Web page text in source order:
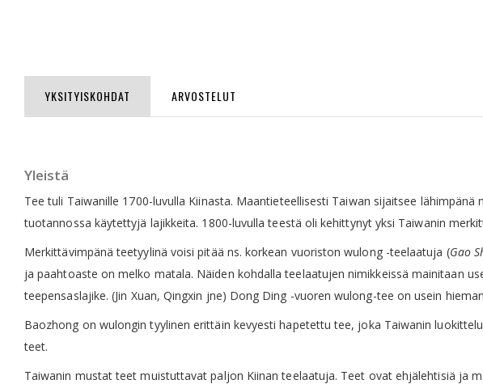
the
galleryYKSITYISKOHDAT
Yleistä
Tee tuli Taiwanille 1700-luvulla Kiinasta. Maantieteellisesti Taiwan sijaitsee
tuotannossa käytettyjä lajikkeita. 1800-luvulla teestä oli kehittynyt yksi Taiwanin
Merkittävimpänä teetyylinä voisi pitää ns. korkean vuoriston wulong -teelaatuja (Gao
ja paahtoaste on melko matala. Näiden kohdalla teelaatujen nimikkeissä mainitaan
teepensaslajike. (Jin Xuan, Qingxin jne) Dong Ding -vuoren wulong-tee on usein
Baozhong on wulongin tyylinen erittäin kevyesti hapetettu tee, joka Taiwanin
teet.
Taiwanin mustat teet muistuttavat paljon Kiinan teelaatuja. Teet ovat ehjälehtisiä ja
ARVOSTELUT